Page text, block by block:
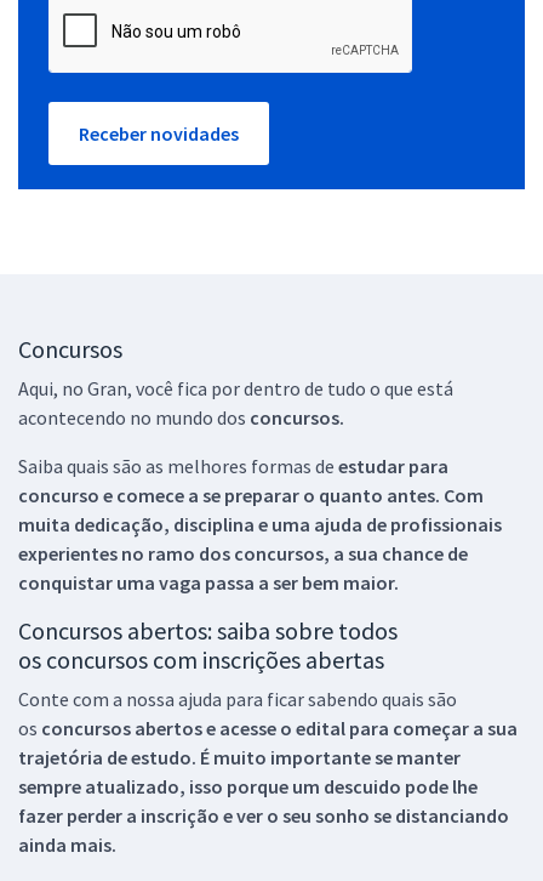
Receber novidades
Concursos
Aqui, no Gran, você fica por dentro de tudo o que está
acontecendo no mundo dos concursos.
Saiba quais são as melhores formas de estudar para
concurso e comece a se preparar o quanto antes. Com
muita dedicação, disciplina e uma ajuda de profissionais
experientes no ramo dos concursos, a sua chance de
conquistar uma vaga passa a ser bem maior.
Concursos abertos: saiba sobre todos
os concursos com inscrições abertas
Conte com a nossa ajuda para ficar sabendo quais são
os concursos abertos e acesse o edital para começar a sua
trajetória de estudo. É muito importante se manter
sempre atualizado, isso porque um descuido pode lhe
fazer perder a inscrição e ver o seu sonho se distanciando
ainda mais.